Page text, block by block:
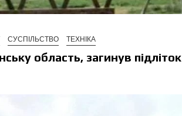
СУСПІЛЬСТВО ТЕХНІКА
область, загинув підліток